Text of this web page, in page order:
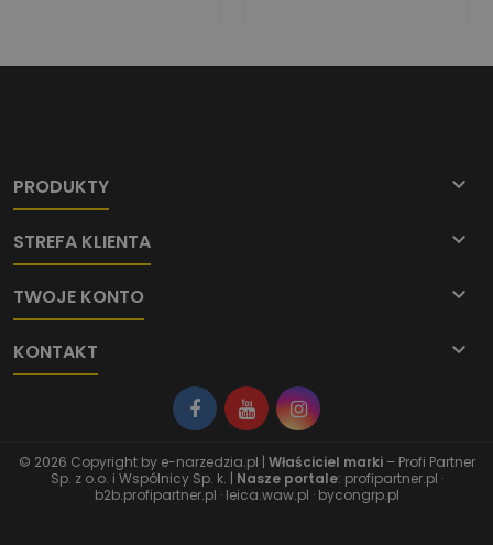
PRODUKTY 
STREFA KLIENTA 
TWOJE KONTO 
KONTAKT 
© 2026 Copyright by e-narzedzia.pl | Właściciel marki– Profi Partner
Sp. z o.o. i Wspólnicy Sp. k. | Nasze portale: profipartner.pl ·
b2b.profipartner.pl · leica.waw.pl · bycongrp.pl